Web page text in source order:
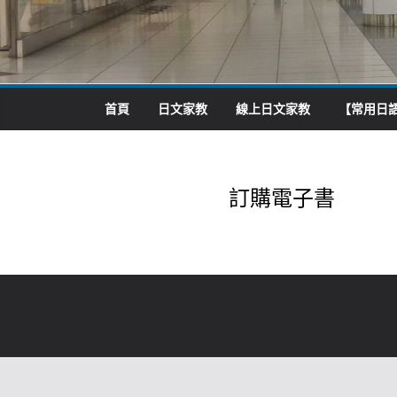
首頁 日文家教 線上日文家教 【常用日
訂購電子書